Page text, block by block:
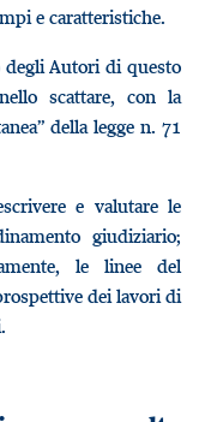
e caratteristiche.
Autori di questo
scattare, con la
della legge n. 71
e valutare le
giudiziario;
le linee del
dei lavori di